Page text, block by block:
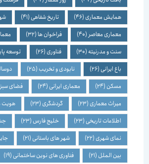
همایش معماری(46) تاریخ شفاهی(41)
معماری معاصر(40) فراخوان ها(32)
سنت و مدرنیته(30) فناوری(26) توسعه پایدار
باغ ایرانی(26) نابودی و تخریب(25)
مسکن(24) معماری ایرانی(24) فضای سبز(24)
میراث معماری(23) گردشگری(23) هویت
اطلاعات تاریخی(23) خلیج فارس(23)
نمای شهری(22) شهر های باستانی(21)
بین الملل(21) فناوری های نوین ساختمانی(19)